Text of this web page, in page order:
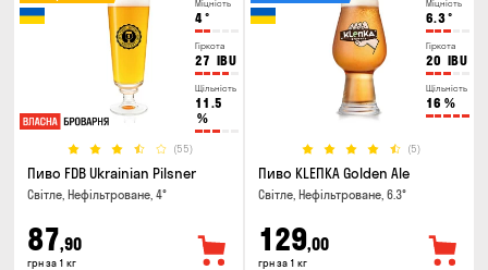
Міцність
4°
Гіркота
27 IBU
Щільність
11.5
%
(55)
Пиво FDB Ukrainian Pilsner
Світле, Нефільтроване, 4°
87,90
грн за 1 кг
Міцність
6.3°
Гіркота
20 IBU
Щільність
16 %
(5)
Пиво KLEПКА Golden Ale
Світле, Нефільтроване, 6.3°
129,00
грн за 1 кг